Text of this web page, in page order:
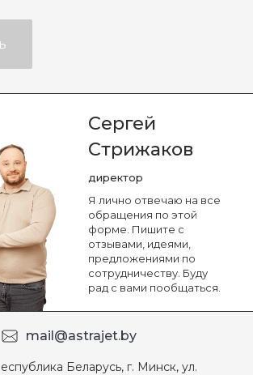
Сергей
Стрижаков
директор
Я лично отвечаю на все
обращения по этой
форме. Пишите с
отзывами, идеями,
предложениями по
сотрудничеству. Буду
рад с вами пообщаться.
mail@astrajet.by
Беларусь, г. Минск, ул.